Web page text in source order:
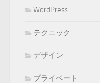
WordPress
テクニック
デザイン
プライベート